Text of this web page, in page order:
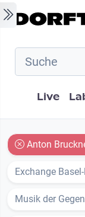
Skip to main content
Live
Anton
Exchange
Musik der